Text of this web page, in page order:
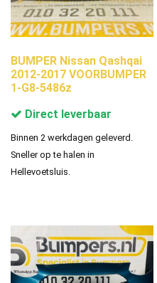
BUMPER Nissan Qashqai
2012-2017 VOORBUMPER
1-G8-5486z
Direct leverbaar
Binnen 2 werkdagen geleverd.
Sneller op te halen in
Hellevoetsluis.